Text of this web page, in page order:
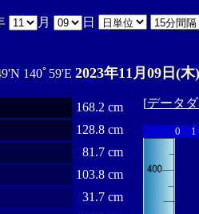
月 日
140ﾟ59'E 2023年11月09日(木)
168.2 cm
128.8 cm
81.7 cm
103.8 cm
31.7 cm
[データ
0 1